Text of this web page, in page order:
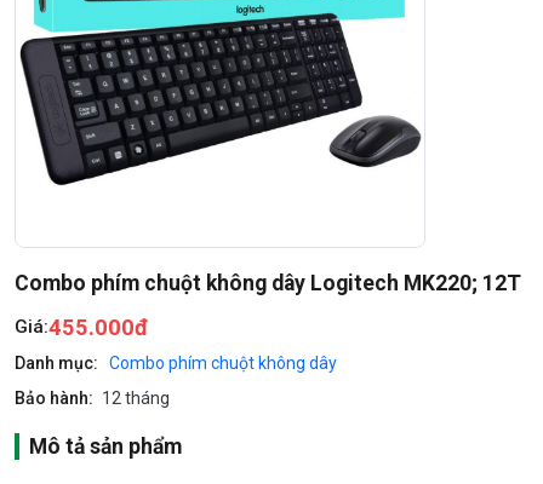
Combo phím chuột không dây Logitech MK220; 12T
Giá:455.000đ
Danh mục:
Combo phím chuột không dây
Bảo hành: 12 tháng
Mô tả sản phẩm